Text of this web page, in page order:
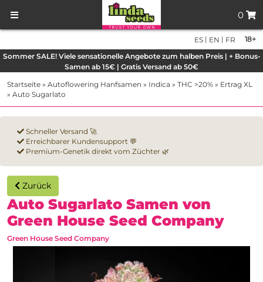
0
18+
ES | EN | FR
Sommer SALE! Viele sensationelle Angebote zum halben Preis | + Bonus-
Samen ab 15€ | Gratis Versand ab 50€
Startseite » Autoflowering Hanfsamen » Indica » THC >20% » Ertrag XL
» Auto Sugarlato
Schneller Versand 🚀
Erreichbarer Kundensupport 💬
Premium-Genetik direkt vom Züchter 🌿
Zurück
Auto Sugarlato Samen von
Green House Seed Company
Green House Seed Company